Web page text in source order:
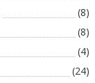
(8)
(8)
(4)
(24)